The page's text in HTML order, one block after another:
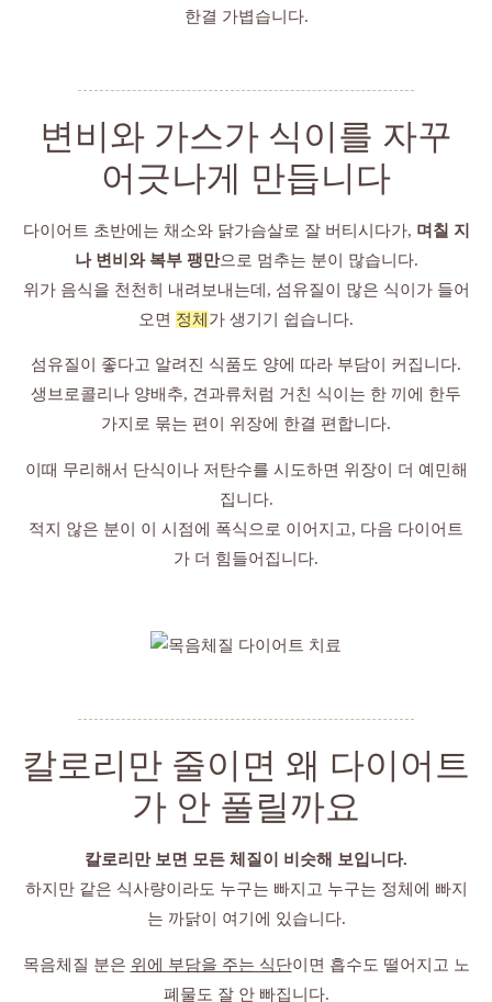
한결 가볍습니다.
변비와 가스가 식이를 자꾸
어긋나게 만듭니다
다이어트 초반에는 채소와 닭가슴살로 잘 버티시다가, 며칠 지
나 변비와 복부 팽만으로 멈추는 분이 많습니다.
위가 음식을 천천히 내려보내는데, 섬유질이 많은 식이가 들어
오면 정체 가 생기기 쉽습니다.
섬유질이 좋다고 알려진 식품도 양에 따라 부담이 커집니다.
생브로콜리나 양배추, 견과류처럼 거친 식이는 한 끼에 한두
가지로 묶는 편이 위장에 한결 편합니다.
이때 무리해서 단식이나 저탄수를 시도하면 위장이 더 예민해
집니다.
적지 않은 분이 이 시점에 폭식으로 이어지고, 다음 다이어트
가 더 힘들어집니다.
칼로리만 줄이면 왜 다이어트
가 안 풀릴까요
칼로리만 보면 모든 체질이 비슷해 보입니다.
하지만 같은 식사량이라도 누구는 빠지고 누구는 정체에 빠지
는 까닭이 여기에 있습니다.
목음체질 분은 위에 부담을 주는 식단이면 흡수도 떨어지고 노
폐물도 잘 안 빠집니다.